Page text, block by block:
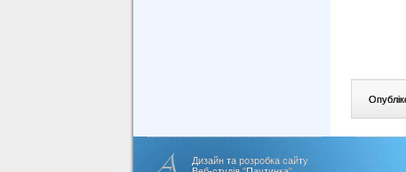
Дизайн та розробка сайту